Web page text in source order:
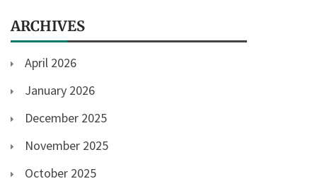
ARCHIVES
April 2026
January 2026
December 2025
November 2025
October 2025